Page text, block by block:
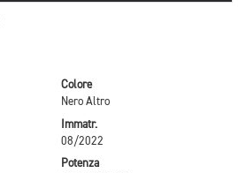
Colore
Nero Altro
Immatr.
08/2022
Potenza